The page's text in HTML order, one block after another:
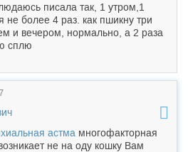
писала так, 1 утром,1
не более 4 раз. как пшикну три
и вечером, нормально, а 2 раза
сплю
астма многофакторная
не на оду кошку Вам